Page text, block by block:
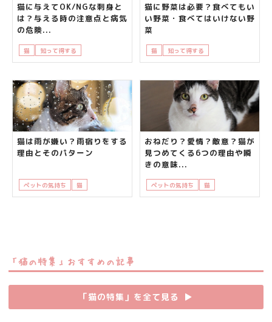
猫に与えてOK/NGな刺身と
は？与える時の注意点と病気
の危険...
猫 知って得する
猫に野菜は必要？食べてもい
い野菜・食べてはいけない野
菜
猫 知って得する
猫は雨が嫌い？雨宿りをする
理由とそのパターン
ペットの気持ち 猫
おねだり？愛情？敵意？猫が
見つめてくる6つの理由や瞬
きの意味...
ペットの気持ち 猫
「猫の特集」おすすめの記事
「猫の特集」を全て見る ▶︎